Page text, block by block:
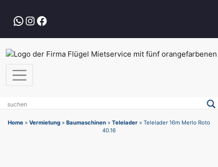
springenWhatsApp
Instagram
Facebook
Home » Vermietung » Baumaschinen » Telelader » Telelader 16m Merlo Roto
40.16